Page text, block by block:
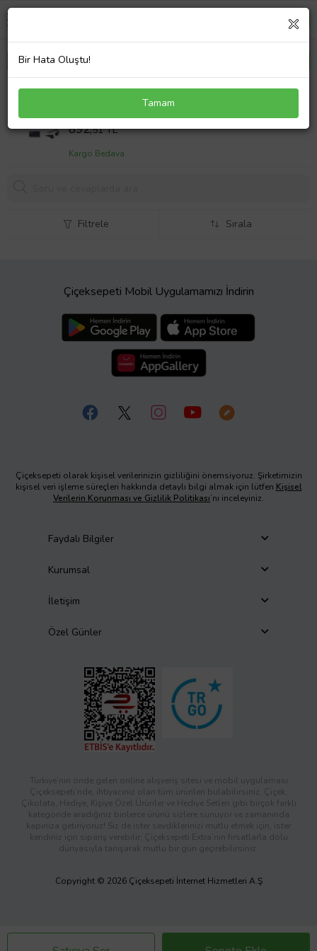
Lenovo ThinkPad Yoga 11e 20D9 Notebook
Adaptör Laptop Şarj
Sepet Fiyatı
892,51 TL
Kargo Bedava
Filtrele Sırala
Çiçeksepeti Mobil Uygulamamızı İndirin
Çiçeksepeti olarak kişisel verilerinizin gizliliğini önemsiyoruz. Şirketimizin
kişisel veri işleme süreçleri hakkında detaylı bilgi almak için lütfen Kişisel
Verilerin Korunması ve Gizlilik Politikası’nı inceleyiniz.
Faydalı Bilgiler
Kurumsal
İletişim
Özel Günler
Türkiye’nin önde gelen online alışveriş sitesi ve mobil uygulaması
Çiçeksepeti’nde, ihtiyacınız olan tüm ürünleri bulabilirsiniz. Çiçek,
Çikolata, Hediye, Kişiye Özel Ürünler ve Hediye Setleri gibi birçok farklı
kategoride aradığınız binlerce ürünü sizlere sunuyor ve zamanında
kapınıza getiriyoruz! Siz de ister sevdiklerinizi mutlu etmek için, ister
kendiniz için sipariş verebilir; Çiçeksepeti Extra’nın fırsatlarla dolu
dünyasıyla tanışarak mutlu bir gün geçirebilirsiniz.
Copyright © 2026 Çiçeksepeti İnternet Hizmetleri A.Ş
Bir Hata Oluştu!
Tamam